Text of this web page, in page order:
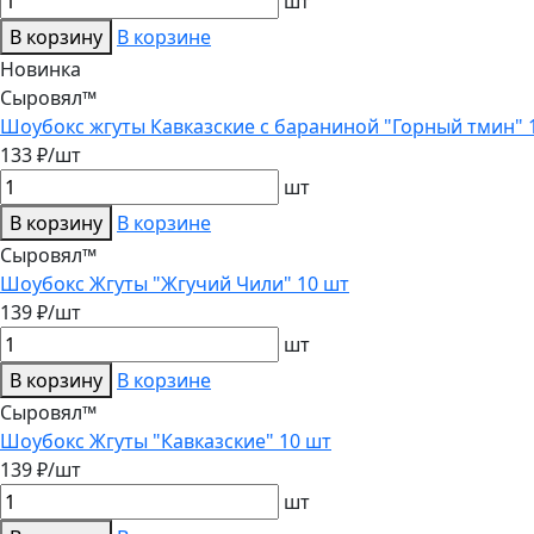
В корзину В корзине
Новинка
Сыровял™
Шоубокс жгуты Кавказские с бараниной "Горный тмин"
133 ₽/шт
шт
В корзину В корзине
Сыровял™
Шоубокс Жгуты "Жгучий Чили" 10 шт
139 ₽/шт
шт
В корзину В корзине
Сыровял™
Шоубокс Жгуты "Кавказские" 10 шт
139 ₽/шт
шт